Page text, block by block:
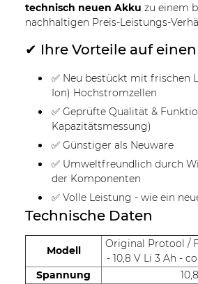
technisch neuen Akku zu einem
nachhaltigen Preis-Leistungs-
✔ Ihre Vorteile auf
✅ Neu bestückt mit frischen
Ion) Hochstromzellen
✅ Geprüfte Qualität &
Kapazitätsmessung)
✅ Günstiger als Neuware
✅ Umweltfreundlich durch
der Komponenten
✅ Volle Leistung - wie ein
Technische Daten
Modell
Original Protool /
- 10,8 V Li 3 Ah -
Spannung